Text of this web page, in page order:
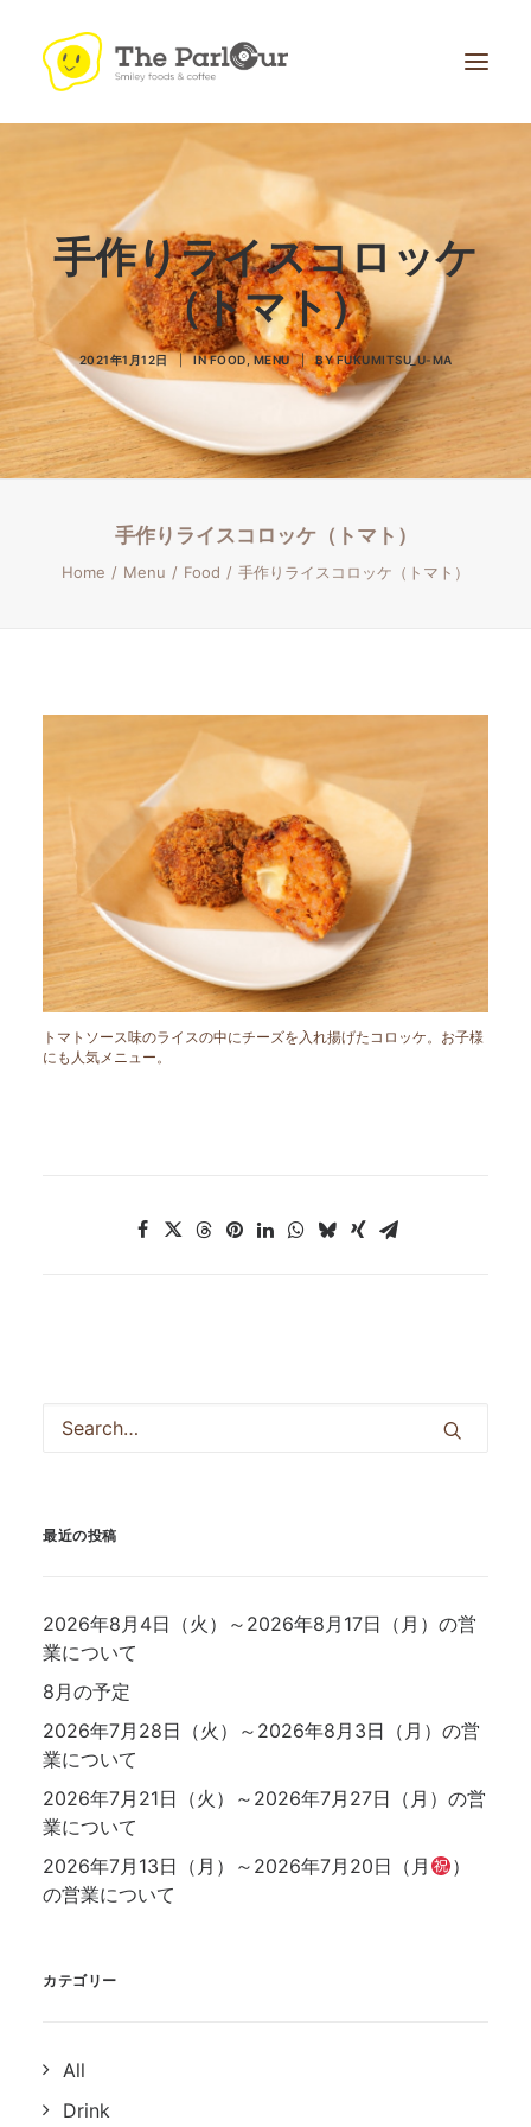
Search
手作りライスコロッケ
（トマト）
2021年1月12日 | INFOOD,MENU | BYFUKUMITSU_U-MA
手作りライスコロッケ（トマト）
Home Menu Food 手作りライスコロッケ（トマト）
トマトソース味のライスの中にチーズを入れ揚げたコロッケ。お子様
にも人気メニュー。
最近の投稿
2026年8月4日（火）～2026年8月17日（月）の営
業について
8月の予定
2026年7月28日（火）～2026年8月3日（月）の営
業について
2026年7月21日（火）～2026年7月27日（月）の営
業について
2026年7月13日（月）～2026年7月20日（月
）
の営業について
カテゴリー
All
Drink